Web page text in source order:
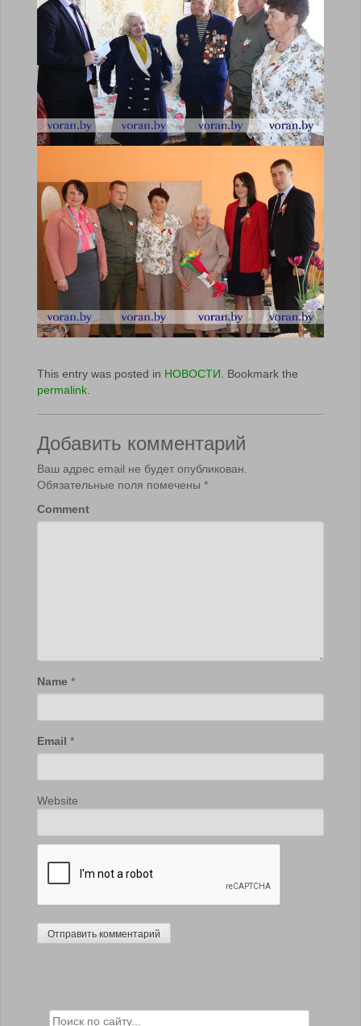
This entry was posted in НОВОСТИ . Bookmark the
permalink
Добавить комментарий
Ваш адрес email не будет опубликован.
Обязательные поля помечены *
Comment
Name *
Email *
Website
Search for: